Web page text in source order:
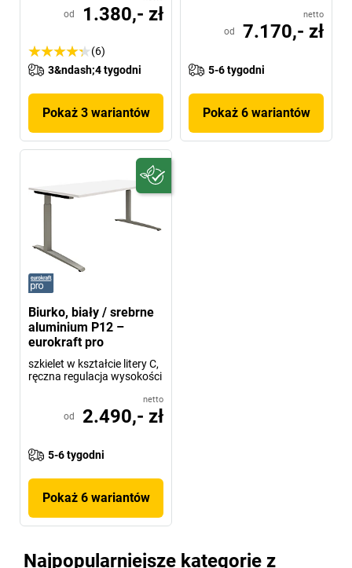
od 1.380,- zł
(6)
3&ndash;4 tygodni
Pokaż 3 wariantów
netto
od 7.170,- zł
5-6 tygodni
Pokaż 6 wariantów
Biurko, biały / srebrne
aluminium P12 –
eurokraft pro
szkielet w kształcie litery C,
ręczna regulacja wysokości
netto
od 2.490,- zł
5-6 tygodni
Pokaż 6 wariantów
Najpopularniejsze kategorie z